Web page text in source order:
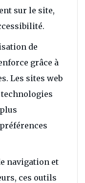
sur le site,
de
grâce à
Les sites web
navigation et
ces outils